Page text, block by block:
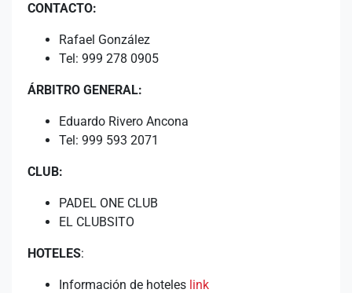
CONTACTO:
Rafael González
Tel: 999 278 0905
ÁRBITRO GENERAL:
Eduardo Rivero Ancona
Tel: 999 593 2071
CLUB:
PADEL ONE CLUB
EL CLUBSITO
HOTELES:
Información de hoteles link